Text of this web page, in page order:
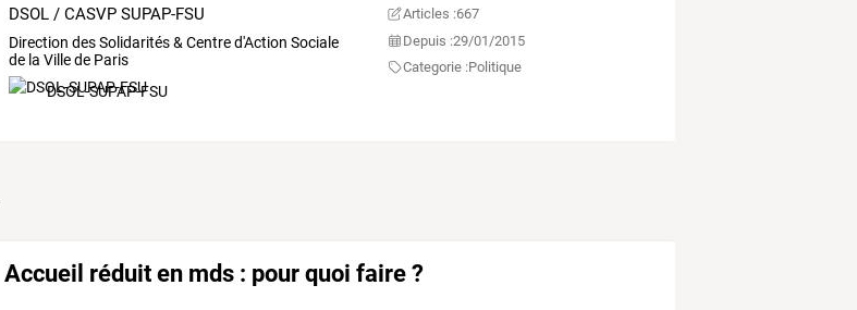
DSOL / CASVP SUPAP-FSU
Direction des Solidarités & Centre d'Action Sociale
de la Ville de Paris
DSOL-SUPAP-FSU
Articles :667
Depuis :29/01/2015
Categorie :Politique
Accueil réduit en mds : pour quoi faire ?